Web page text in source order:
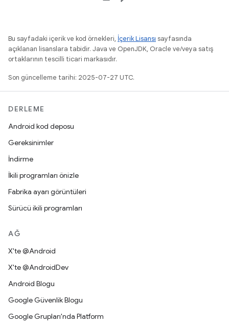
Bu sayfadaki içerik ve kod örnekleri, İçerik Lisansı sayfasında
açıklanan lisanslara tabidir. Java ve OpenJDK, Oracle ve/veya satış
ortaklarının tescilli ticari markasıdır.
Son güncelleme tarihi: 2025-07-27 UTC.
DERLEME
Android kod deposu
Gereksinimler
İndirme
İkili programları önizle
Fabrika ayarı görüntüleri
Sürücü ikili programları
AĞ
X'te @Android
X'te @AndroidDev
Android Blogu
Google Güvenlik Blogu
Google Grupları'nda Platform